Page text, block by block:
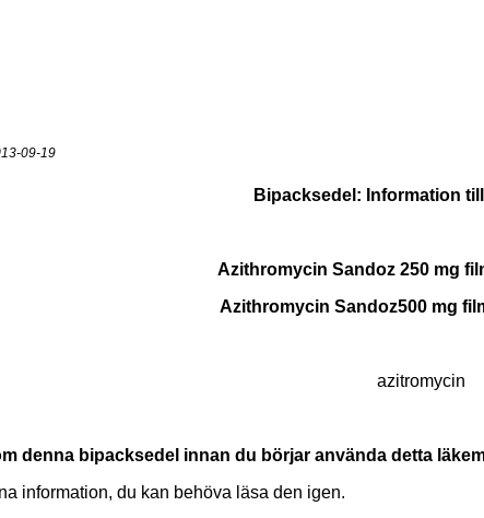
09-19
Bipacksedel: Information
Azithromycin Sandoz 250 mg
Azithromycin Sandoz500 mg
azitromycin
denna bipacksedel innan du börjar använda detta
information, du kan behöva läsa den igen.